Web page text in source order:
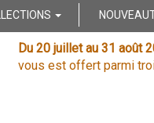
Du 20 juillet au 31 août
vous est offert parmi